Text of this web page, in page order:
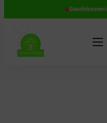
Geschlossen